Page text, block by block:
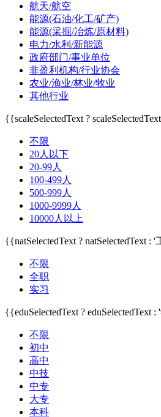
航天/航空
能源(石油/化工/矿产)
能源(采掘/冶炼/原材料)
电力/水利/新能源
政府部门/事业单位
非盈利机构/行业协会
农业/渔业/林业/牧业
其他行业
{{scaleSelectedText ?
不限
20人以下
20-99人
100-499人
500-999人
1000-9999人
10000人以上
{{natSelectedText ? natSelectedText :
不限
全职
实习
{{eduSelectedText ? eduSelectedText
不限
初中
高中
中技
中专
大专
本科